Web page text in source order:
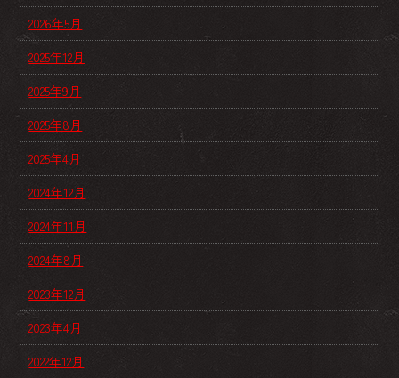
2026年5月
2025年12月
2025年9月
2025年8月
2025年4月
2024年12月
2024年11月
2024年8月
2023年12月
2023年4月
2022年12月